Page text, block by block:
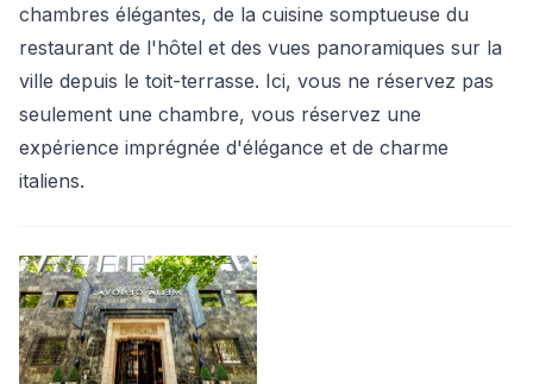
chambres élégantes, de la cuisine somptueuse du
restaurant de l'hôtel et des vues panoramiques sur la
ville depuis le toit-terrasse. Ici, vous ne réservez pas
seulement une chambre, vous réservez une
expérience imprégnée d'élégance et de charme
italiens.